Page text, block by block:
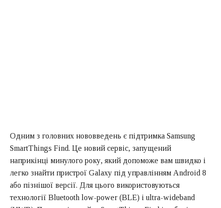
Одним з головних нововведень є підтримка Samsung
SmartThings Find. Це новий сервіс, запущений
наприкінці минулого року, який допоможе вам швидко і
легко знайти пристрої Galaxy під управлінням Android 8
або пізнішої версії. Для цього використовуються
технології Bluetooth low-power (BLE) і ultra-wideband